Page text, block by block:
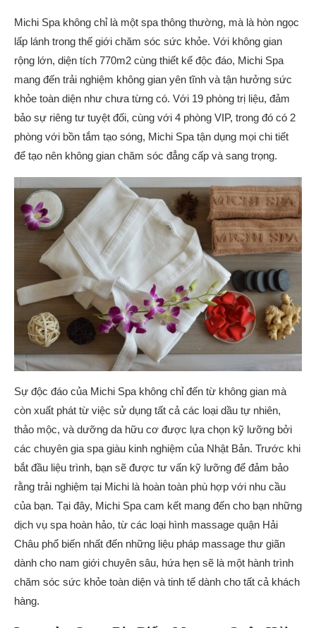
Michi Spa không chỉ là một spa thông thường, mà là hòn ngọc
lấp lánh trong thế giới chăm sóc sức khỏe. Với không gian
rộng lớn, diện tích 770m2 cùng thiết kế độc đáo, Michi Spa
mang đến trải nghiệm không gian yên tĩnh và tận hưởng sức
khỏe toàn diện như chưa từng có. Với 19 phòng trị liệu, đảm
bảo sự riêng tư tuyệt đối, cùng với 4 phòng VIP, trong đó có 2
phòng với bồn tắm tạo sóng, Michi Spa tận dụng mọi chi tiết
để tạo nên không gian chăm sóc đẳng cấp và sang trọng.
Sự độc đáo của Michi Spa không chỉ đến từ không gian mà
còn xuất phát từ việc sử dụng tất cả các loại dầu tự nhiên,
thảo mộc, và dưỡng da hữu cơ được lựa chọn kỹ lưỡng bởi
các chuyên gia spa giàu kinh nghiệm của Nhật Bản. Trước khi
bắt đầu liệu trình, bạn sẽ được tư vấn kỹ lưỡng để đảm bảo
rằng trải nghiệm tại Michi là hoàn toàn phù hợp với nhu cầu
của bạn. Tại đây, Michi Spa cam kết mang đến cho bạn những
dịch vụ spa hoàn hảo, từ các loại hình massage quận Hải
Châu phổ biến nhất đến những liệu pháp massage thư giãn
dành cho nam giới chuyên sâu, hứa hẹn sẽ là một hành trình
chăm sóc sức khỏe toàn diện và tinh tế dành cho tất cả khách
hàng.